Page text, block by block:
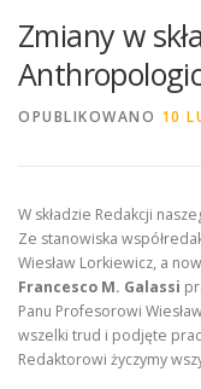
Zmiany w
OPUBLIKOWANO 10
W składzie Redakcji
Ze stanowiska
Wiesław Lorkiewicz, a
Francesco M. Galassi
Panu Profesorowi
wszelki trud i podjęte
Redaktorowi życzymy